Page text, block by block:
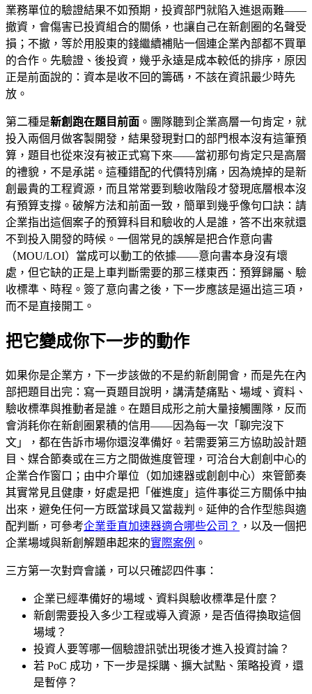
業務單位的驗證結果不如預期，投資部門就陷入進退兩難——
撤資，會傷害已投資組合的關係，也讓自己在新創圈的名聲受
損；不撤，等於用股東的錢繼續補貼一個連企業內部都不買單
的合作。先驗證、後投資，幾乎永遠是成本較低的排序，原因
正是前面說的：資本是收不回的籌碼，不該在資訊最少時先
放。
第二種是新創跑在題目前面 。團隊聽到企業高層一句肯定，就
投入兩個月做客製開發，結果發現對口的部門根本沒有這筆預
算，題目也從來沒有被正式寫下來——當初那句肯定只是高層
的禮貌，不是承諾。這種錯配的代價特別痛，因為燒掉的是新
創最貴的工程資源，而且常常要到驗收階段才發現底層根本沒
有預算支撐。破解方法和前面一致，簡單到幾乎像句口訣：請
企業指出這個案子的預算科目和驗收的人是誰，答不出來就還
不到投入開發的時候。一個常見的誤解是把合作意向書
（MOU/LOI）當成可以動工的依據——意向書本身沒有壞
處，但它缺的正是上車判斷需要的那三樣東西：預算歸屬、驗
收標準、時程。簽了意向書之後，下一步應該是逼出這三項，
而不是直接開工。
把它變成你下一步的動作
如果你是企業方，下一步該做的不是約新創開會，而是先在內
部把題目出完：寫一頁題目說明，講清楚痛點、場域、資料、
驗收標準與推動者是誰。在題目成形之前大量接觸團隊，反而
會消耗你在新創圈累積的信用——因為每一次「聊完沒下
文」，都在告訴市場你還沒準備好。若需要第三方協助設計題
目、媒合節奏或在三方之間做進度管理，可洽台大創創中心的
企業合作窗口；由中介單位（如加速器或創創中心）來管節奏
其實常見且健康，好處是把「催進度」這件事從三方關係中抽
出來，避免任何一方既當球員又當裁判。延伸的合作型態與適
配判斷，可參考企業垂直加速器適合哪些公司？ ，以及一個把
企業場域與新創解題串起來的實際案例 。
三方第一次對齊會議，可以只確認四件事：
企業已經準備好的場域、資料與驗收標準是什麼？
新創需要投入多少工程或導入資源，是否值得換取這個
場域？
投資人要等哪一個驗證訊號出現後才進入投資討論？
若 PoC 成功，下一步是採購、擴大試點、策略投資，還
是暫停？